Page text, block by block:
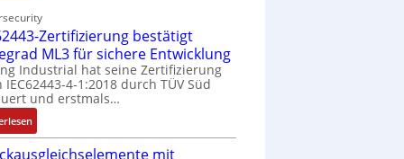
d
u
s
t
r
i
e
b
i
l
f
u
n
k
Zertifizierung bestätigt
ML3 für sichere Entwicklung
Industrial hat seine Zertifizierung
IEC62443-4-1:2018 durch TÜV Süd
und erstmals…
:
I
E
mit